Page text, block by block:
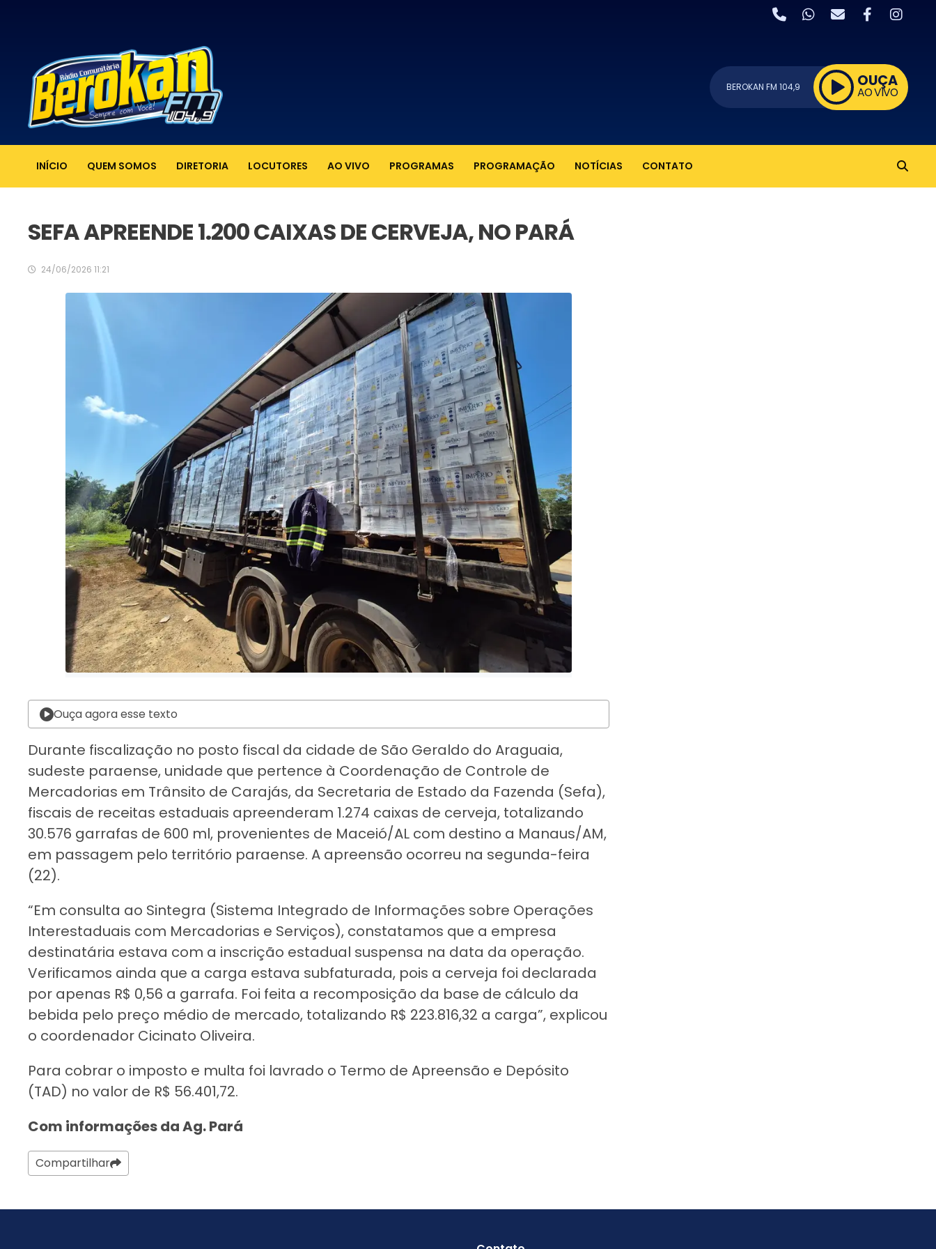
BEROKAN FM 104,9 OUÇA
AO VIVO
INÍCIO QUEM SOMOS DIRETORIA LOCUTORES AO VIVO PROGRAMAS PROGRAMAÇÃO NOTÍCIAS CONTATO
SEFA APREENDE 1.200 CAIXAS DE CERVEJA, NO PARÁ
24/06/2026 11:21
Ouça agora esse texto
Durante fiscalização no posto fiscal da cidade de São Geraldo do Araguaia,
sudeste paraense, unidade que pertence à Coordenação de Controle de
Mercadorias em Trânsito de Carajás, da Secretaria de Estado da Fazenda (Sefa),
fiscais de receitas estaduais apreenderam 1.274 caixas de cerveja, totalizando
30.576 garrafas de 600 ml, provenientes de Maceió/AL com destino a Manaus/AM,
em passagem pelo território paraense. A apreensão ocorreu na segunda-feira
(22).
“Em consulta ao Sintegra (Sistema Integrado de Informações sobre Operações
Interestaduais com Mercadorias e Serviços), constatamos que a empresa
destinatária estava com a inscrição estadual suspensa na data da operação.
Verificamos ainda que a carga estava subfaturada, pois a cerveja foi declarada
por apenas R$ 0,56 a garrafa. Foi feita a recomposição da base de cálculo da
bebida pelo preço médio de mercado, totalizando R$ 223.816,32 a carga”, explicou
o coordenador Cicinato Oliveira.
Para cobrar o imposto e multa foi lavrado o Termo de Apreensão e Depósito
(TAD) no valor de R$ 56.401,72.
Com informações da Ag. Pará
Compartilhar